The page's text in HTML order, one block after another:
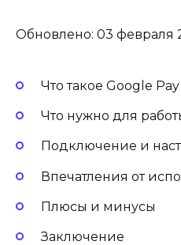
Обновлено: 03 февраля
Что такое Google Pay
Что нужно для
Подключение и
Впечатления от
Плюсы и минусы
Заключение